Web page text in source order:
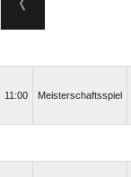
11:00 Meisterschaftsspiel